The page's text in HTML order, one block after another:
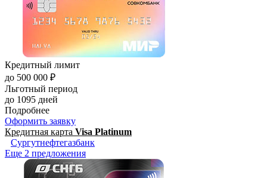
Кредитный лимит
до 500 000 ₽
Льготный период
до 1095 дней
Подробнее
Оформить заявку
Кредитная карта Visa Platinum
Сургутнефтегазбанк
Еще 2 предложения